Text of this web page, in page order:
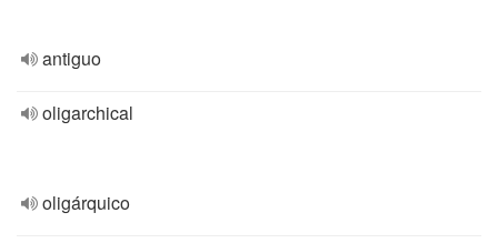
antiguo
oligarchical
oligárquico